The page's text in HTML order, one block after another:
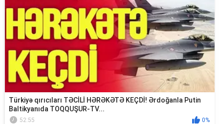
Türkiyə qırıcıları TƏCİLİ HƏRƏKƏTƏ KEÇDİ! Ərdoğanla Putin
Baltikyanıda TOQQUŞUR-TV...
52:55
0%